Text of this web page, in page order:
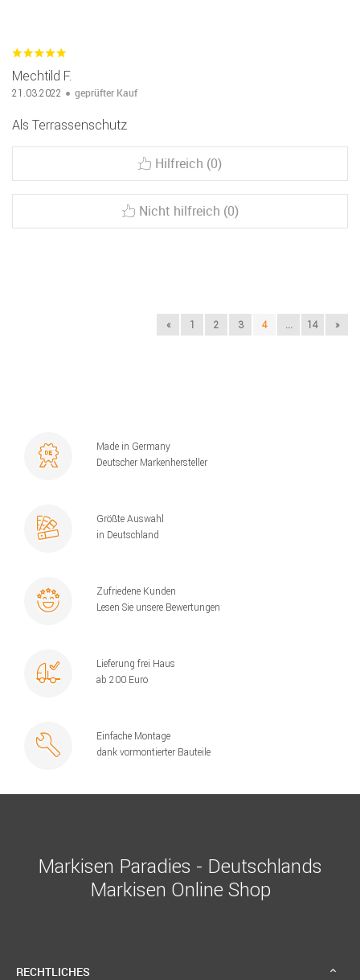
Mechtild F.
21.03.2022 geprüfter Kauf
Als Terrassenschutz
Hilfreich (0)
Nicht hilfreich (0)
« 1 2 3 4 ... 14 »
Made in Germany
Deutscher Markenhersteller
Größte Auswahl
in Deutschland
Zufriedene Kunden
Lesen Sie unsere Bewertungen
Lieferung frei Haus
ab 200 Euro
Einfache Montage
dank vormontierter Bauteile
Markisen Paradies - Deutschlands
Markisen Online Shop
RECHTLICHES